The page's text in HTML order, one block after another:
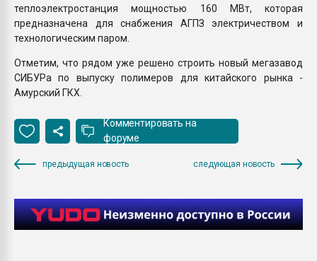
теплоэлектростанция мощностью 160 МВт, которая
предназначена для снабжения АГПЗ электричеством и
технологическим паром.
Отметим, что рядом уже решено строить новый мегазавод
СИБУРа по выпуску полимеров для китайского рынка -
Амурский ГКХ.
Комментировать на
форуме
предыдущая новость следующая новость